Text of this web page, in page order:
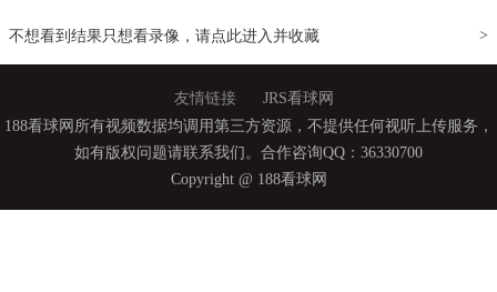
不想看到结果只想看录像，请点此进入并收藏 >
友情链接
JRS看球网
188看球网所有视频数据均调用第三方资源，不提供任何视听上传服务，
如有版权问题请联系我们。合作咨询QQ：36330700
Copyright @ 188看球网